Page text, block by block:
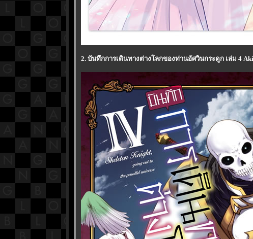
2. บันทึกการเดินทางต่างโลกของท่านอัศวินกระดูก เล่ม 4